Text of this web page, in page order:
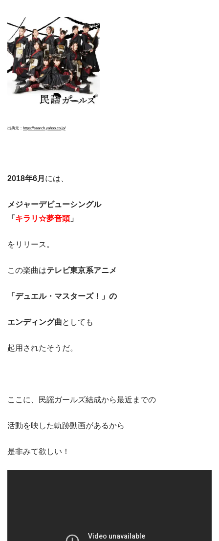
出典元： https://search.yahoo.co.jp/
2018年6月 には、
メジャーデビューシングル
「 キラリ☆夢音頭 」
をリリース。
この楽曲はテレビ東京系アニメ
「デュエル・マスターズ！」の
エンディング曲としても
起用されたそうだ。
ここに、民謡ガールズ結成から最近までの
活動を映した軌跡動画があるから
是非みて欲しい！